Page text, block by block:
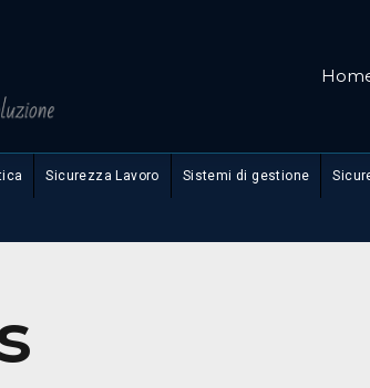
Sicurezza Lavoro Sistemi di gestione